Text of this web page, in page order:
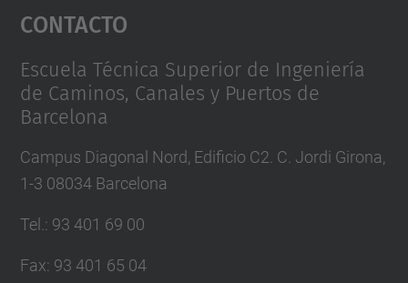
powered by
Contacto
Escuela Técnica Superior de Ingeniería
de Caminos, Canales y Puertos de
Barcelona
Campus Diagonal Nord, Edificio C2. C. Jordi Girona,
1-3 08034 Barcelona
Tel. : 93 401 69 00
Fax: 93 401 65 04